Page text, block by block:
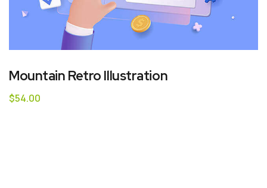
Mountain Retro Illustration
$54.00